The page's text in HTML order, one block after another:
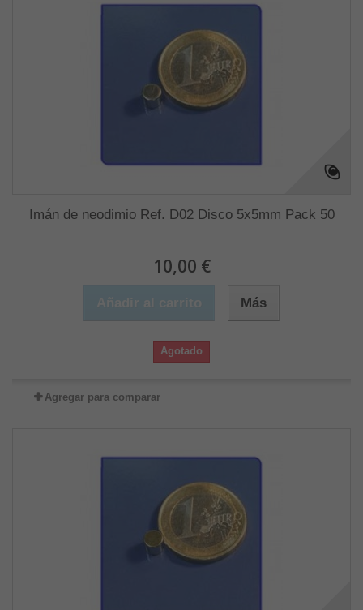
Imán de neodimio Ref. D02 Disco 5x5mm Pack 50
10,00 €
Más
Agotado
Agregar para comparar